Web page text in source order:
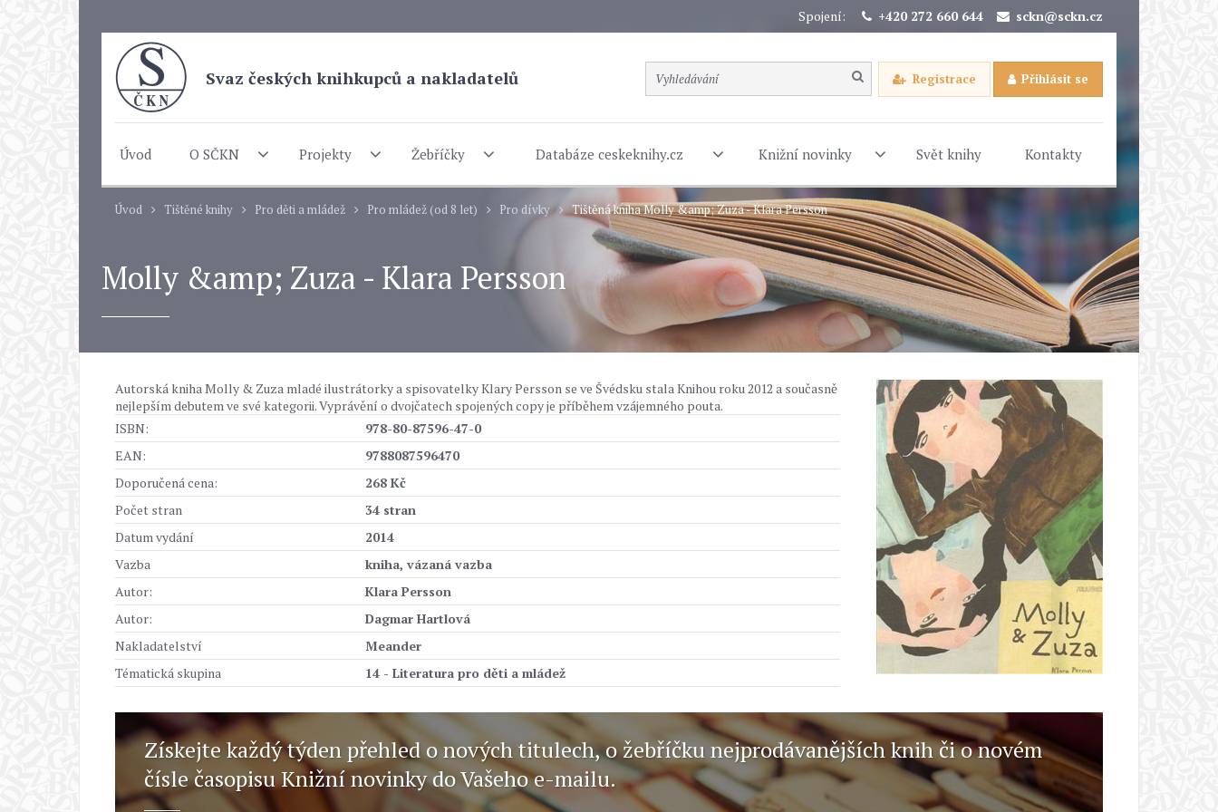
Spojení: +420 272 660 644 sckn@sckn.cz
Svaz českých knihkupců a nakladatelů Registrace Přihlásit se
Úvod O SČKN Projekty Žebříčky Databáze ceskeknihy.cz Knižní novinky Svět knihy Kontakty
Úvod Tištěné knihy Pro děti a mládež Pro mládež (od 8 let) Pro dívky Tištěná kniha Molly &amp; Zuza - Klara Persson
Molly &amp; Zuza - Klara Persson
Autorská kniha Molly & Zuza mladé ilustrátorky a spisovatelky Klary Persson se ve Švédsku stala Knihou roku 2012 a současně
nejlepším debutem ve své kategorii. Vyprávění o dvojčatech spojených copy je příběhem vzájemného pouta.
ISBN:
978-80-87596-47-0
EAN:
9788087596470
Doporučená cena:
268 Kč
Počet stran
34 stran
Datum vydání
2014
Vazba
kniha, vázaná vazba
Autor:
Klara Persson
Autor:
Dagmar Hartlová
Nakladatelství
Meander
Tématická skupina
14 - Literatura pro děti a mládež
Získejte každý týden přehled o nových titulech, o žebříčku nejprodávanějších knih či o novém
čísle časopisu Knižní novinky do Vašeho e-mailu.